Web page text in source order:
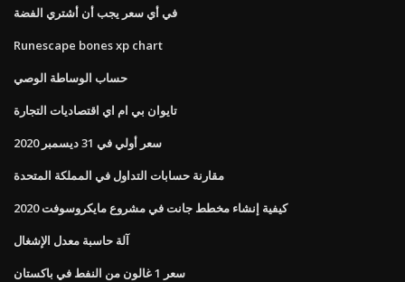
في أي سعر يجب أن أشتري الفضة
Runescape bones xp chart
حساب الوساطة الوصي
تايوان بي ام اي اقتصاديات التجارة
سعر أولي في 31 ديسمبر 2020
مقارنة حسابات التداول في المملكة المتحدة
كيفية إنشاء مخطط جانت في مشروع مايكروسوفت 2020
آلة حاسبة معدل الإشغال
سعر 1 غالون من النفط في باكستان